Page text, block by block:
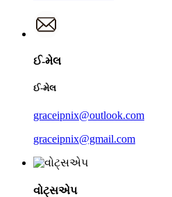
ઈ-મેલ
ઈ-મેલ
graceipnix@outlook.com
graceipnix@gmail.com
વોટ્સએપ